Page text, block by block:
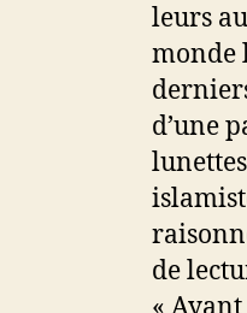
leurs
monde
d’une
de